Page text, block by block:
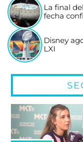
La final
fecha
Disney
LXI